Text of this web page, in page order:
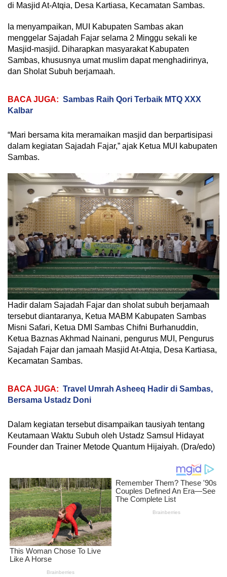
di Masjid At-Atqia, Desa Kartiasa, Kecamatan Sambas.
Ia menyampaikan, MUI Kabupaten Sambas akan
menggelar Sajadah Fajar selama 2 Minggu sekali ke
Masjid-masjid. Diharapkan masyarakat Kabupaten
Sambas, khususnya umat muslim dapat menghadirinya,
dan Sholat Subuh berjamaah.
BACA JUGA: Sambas Raih Qori Terbaik MTQ XXX
Kalbar
“Mari bersama kita meramaikan masjid dan berpartisipasi
dalam kegiatan Sajadah Fajar,” ajak Ketua MUI kabupaten
Sambas.
Hadir dalam Sajadah Fajar dan sholat subuh berjamaah
tersebut diantaranya, Ketua MABM Kabupaten Sambas
Misni Safari, Ketua DMI Sambas Chifni Burhanuddin,
Ketua Baznas Akhmad Nainani, pengurus MUI, Pengurus
Sajadah Fajar dan jamaah Masjid At-Atqia, Desa Kartiasa,
Kecamatan Sambas.
BACA JUGA: Travel Umrah Asheeq Hadir di Sambas,
Bersama Ustadz Doni
Dalam kegiatan tersebut disampaikan tausiyah tentang
Keutamaan Waktu Subuh oleh Ustadz Samsul Hidayat
Founder dan Trainer Metode Quantum Hijaiyah. (Dra/edo)